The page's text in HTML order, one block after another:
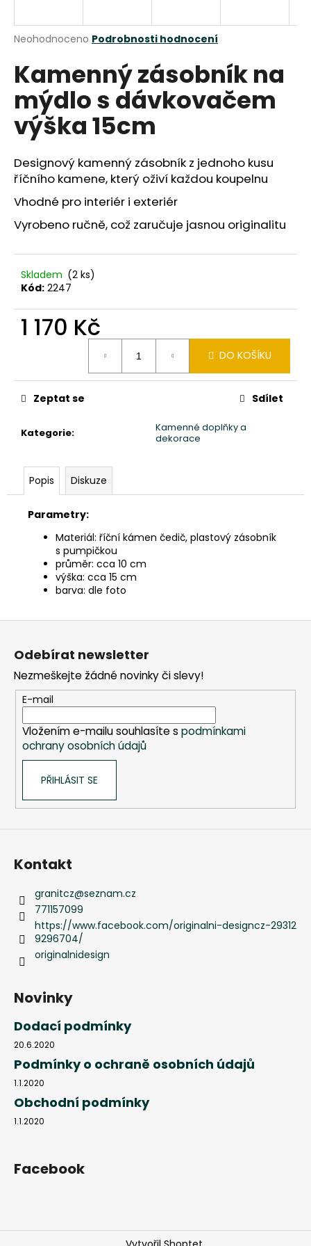
Průměrné
produktu
je
5
hvězdiček.
Neohodnoceno Podrobnosti hodnocení
Kamenný zásobník na
mýdlo s dávkovačem
výška 15cm
Designový kamenný zásobník z jednoho kusu
říčního kamene, který oživí každou koupelnu
Vhodné pro interiér i exteriér
Vyrobeno ručně, což zaručuje jasnou originalitu
Skladem (2 ks)
Kód: 2247
1 170 Kč
DO KOŠÍKU
Kategorie:
Kamenné doplňky a
dekorace
Zeptat se Sdílet
Popis Diskuze
Parametry:
Materiál: říční kámen čedič, plastový zásobník
s pumpičkou
průměr: cca 10 cm
výška: cca 15 cm
barva: dle foto
j
t
?
HLEDAT
D
p
o
č
e
SLON
STOJÍCÍ
PATINA
850
Kč
Z
Odebírat newsletter
Nezmeškejte žádné novinky či slevy!
E-mail
Vložením e-mailu souhlasíte s podmínkami
ochrany osobních údajů
PŘIHLÁSIT SE
Kontakt
granitcz@seznam.cz
771157099
https://www.facebook.com/originalni-designcz-29312
9296704/
originalnidesign
Novinky
Dodací podmínky
20.6.2020
Podmínky o ochraně osobních údajů
1.1.2020
Obchodní podmínky
1.1.2020
Facebook